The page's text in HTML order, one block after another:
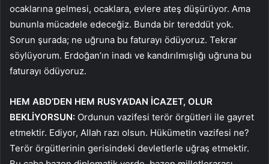
ocaklarına gelmesi, ocaklara, evlere ateş düşürüyor. Ama
bununla mücadele edeceğiz. Bunda bir tereddüt yok.
Sorun şurada; ne uğruna bu faturayı ödüyoruz. Tekrar
söylüyorum. Erdoğan’ın inadı ve kandırılmışlığı uğruna bu
faturayı ödüyoruz.
HEM ABD’DEN HEM RUSYA’DAN İCAZET, OLUR
BEKLİYORSUN: Ordunun vazifesi terör örgütleri ile gayret
etmektir. Ediyor, Allah razı olsun. Hükümetin vazifesi ne?
Terör örgütlerinin gerisindeki devletlerle uğraş etmektir.